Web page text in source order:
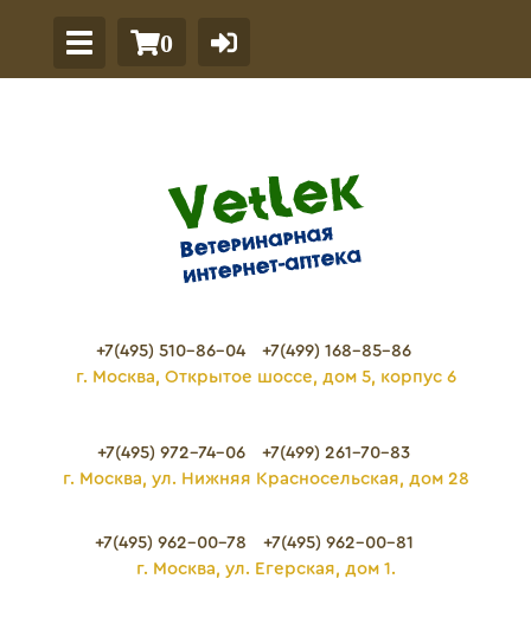
0
+7(495) 510-86-04
+7(499) 168-85-86
г. Москва, Открытое шоссе, дом 5, корпус 6
+7(495) 972-74-06
+7(499) 261-70-83
г. Москва, ул. Нижняя Красносельская, дом 28
+7(495) 962-00-78
+7(495) 962-00-81
г. Москва, ул. Егерская, дом 1.